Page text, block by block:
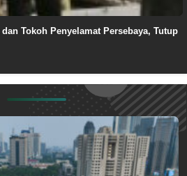
Tokoh Penyelamat Persebaya, Tutup